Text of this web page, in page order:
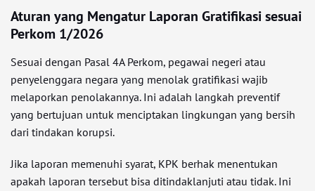
Aturan yang Mengatur Laporan Gratifikasi sesuai
Perkom 1/2026
Sesuai dengan Pasal 4A Perkom, pegawai negeri atau
penyelenggara negara yang menolak gratifikasi wajib
melaporkan penolakannya. Ini adalah langkah preventif
yang bertujuan untuk menciptakan lingkungan yang bersih
dari tindakan korupsi.
Jika laporan memenuhi syarat, KPK berhak menentukan
apakah laporan tersebut bisa ditindaklanjuti atau tidak. Ini